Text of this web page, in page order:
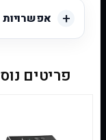
פריטים